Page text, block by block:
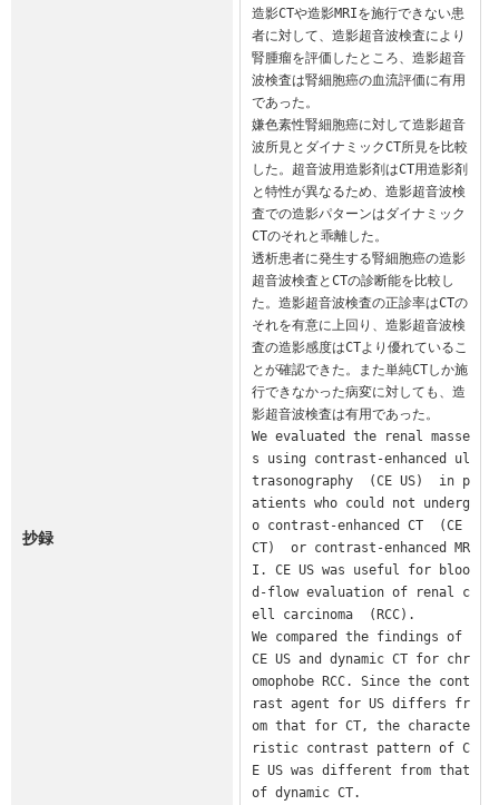
抄録
造影CTや造影MRIを施行できない患
者に対して、造影超音波検査により
腎腫瘤を評価したところ、造影超音
波検査は腎細胞癌の血流評価に有用
であった。
嫌色素性腎細胞癌に対して造影超音
波所見とダイナミックCT所見を比較
した。超音波用造影剤はCT用造影剤
と特性が異なるため、造影超音波検
査での造影パターンはダイナミック
CTのそれと乖離した。
透析患者に発生する腎細胞癌の造影
超音波検査とCTの診断能を比較し
た。造影超音波検査の正診率はCTの
それを有意に上回り、造影超音波検
査の造影感度はCTより優れているこ
とが確認できた。また単純CTしか施
行できなかった病変に対しても、造
影超音波検査は有用であった。
We evaluated the renal masse
s using contrast-enhanced ul
trasonography  (CE US)  in p
atients who could not underg
o contrast-enhanced CT  (CE
CT)  or contrast-enhanced MR
I. CE US was useful for bloo
d-flow evaluation of renal c
ell carcinoma  (RCC).
We compared the findings of
CE US and dynamic CT for chr
omophobe RCC. Since the cont
rast agent for US differs fr
om that for CT, the characte
ristic contrast pattern of C
E US was different from that
of dynamic CT.